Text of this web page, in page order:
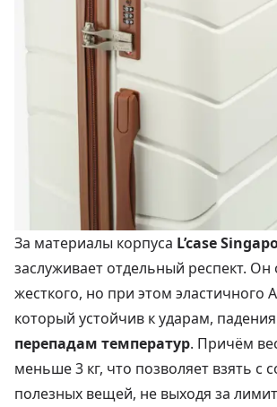
За материалы корпуса L’case
заслуживает отдельный респект. Он
жесткого, но при этом эластичного
который устойчив к ударам,
перепадам температур. Причём
меньше 3 кг, что позволяет взять с
полезных вещей, не выходя за